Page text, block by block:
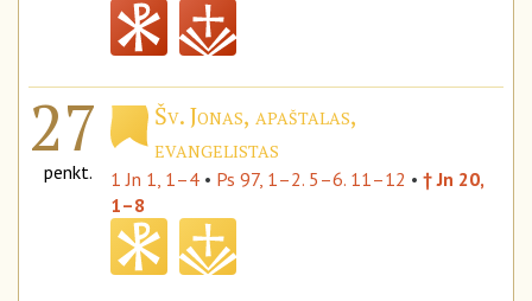
27
penkt.
Šv. Jonas, apaštalas,
evangelistas
1 Jn 1, 1–4 • Ps 97, 1–2. 5–6. 11–12 • † Jn 20,
1–8